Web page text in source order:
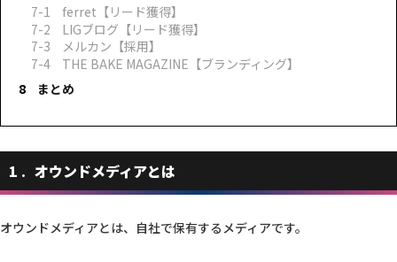
ferret【リード獲得】
LIGブログ【リード獲得】
メルカン【採用】
THE BAKE MAGAZINE【ブランディング】
まとめ
1 オウンドメディアとは
オウンドメディアとは、自社で保有するメディアです。